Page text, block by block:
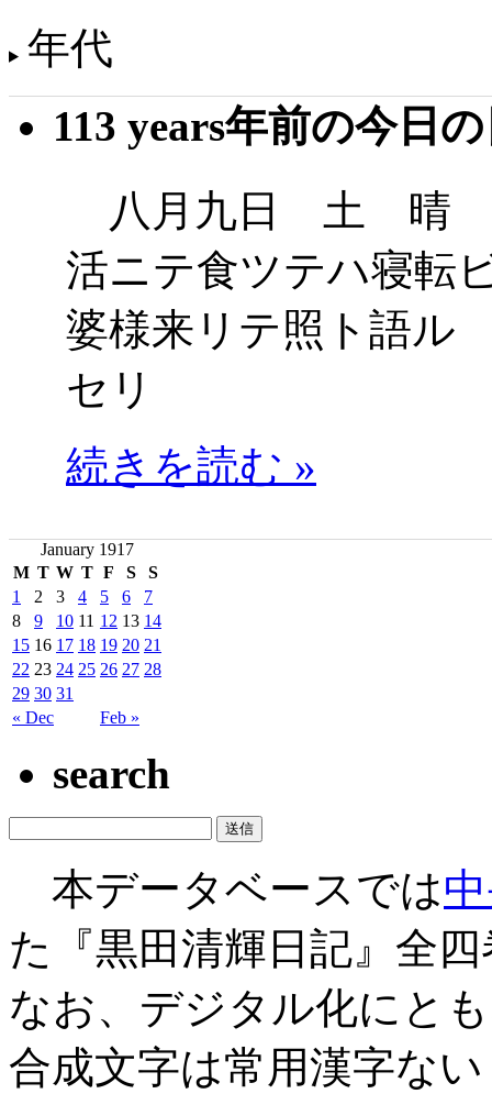
年代
113 years年前の今日
八月九日 土 晴
活ニテ食ツテハ寝転
婆様来リテ照ト語ル
セリ
続きを読む »
January 1917
M T W T F S S
« Dec Feb »
1 2 3 4 5 6
7
8
9 10 11 12 13 14
15 16 17 18 19 20 21
22 23 24 25 26 27 28
29 30 31
search
本データベースでは
た『黒田清輝日記』全
なお、デジタル化にと
合成文字は常用漢字な